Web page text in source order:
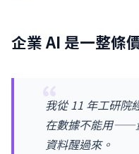
企業 AI 是一整條
我從 11 年工研院
在數據不能用——
資料醒過來。